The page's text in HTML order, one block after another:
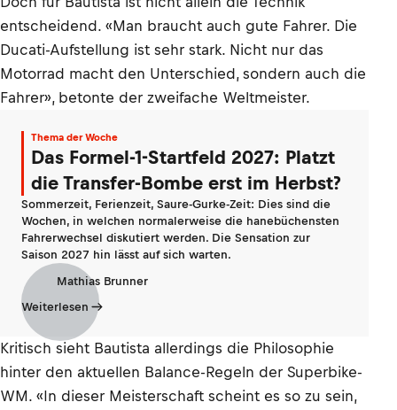
entscheidend. «Man braucht auch gute Fahrer. Die
Ducati-Aufstellung ist sehr stark. Nicht nur das
Motorrad macht den Unterschied, sondern auch die
Fahrer», betonte der zweifache Weltmeister.
Thema der Woche
Das Formel-1-Startfeld 2027: Platzt
die Transfer-Bombe erst im Herbst?
Sommerzeit, Ferienzeit, Saure-Gurke-Zeit: Dies sind die
Wochen, in welchen normalerweise die hanebüchensten
Fahrerwechsel diskutiert werden. Die Sensation zur
Saison 2027 hin lässt auf sich warten.
Mathias Brunner
Weiterlesen
Kritisch sieht Bautista allerdings die Philosophie
hinter den aktuellen Balance-Regeln der Superbike-
WM. «In dieser Meisterschaft scheint es so zu sein,